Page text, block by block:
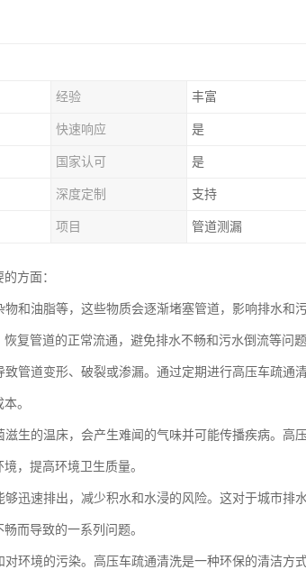
经验 丰富
快速响应 是
国家认可 是
深度定制 支持
项目 管道测漏
方面：
和油脂等，这些物质会逐渐堵塞管道，影响排水和
复管道的正常流通，避免排水不畅和污水倒流等问题
管道变形、破裂或渗漏。通过定期进行高压车疏通
。
生的温床，会产生难闻的气味并可能传播疾病。高
，提高环境卫生质量。
迅速排出，减少积水和水浸的风险。这对于城市排
而导致的一系列问题。
环境的污染。高压车疏通清洗是一种环保的清洁方